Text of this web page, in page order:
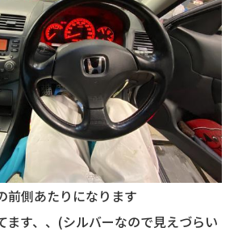
前側あたりになります
ます、、(シルバーなので見えづらい